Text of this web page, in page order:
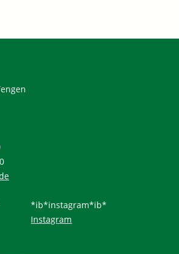
*ib*instagram*ib*
Instagram